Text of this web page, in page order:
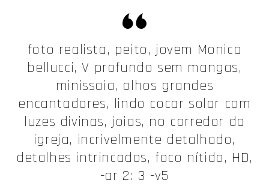
foto realista, peito, jovem Monica
bellucci, V profundo sem mangas,
minissaia, olhos grandes
encantadores, lindo cocar solar com
luzes divinas, joias, no corredor da
igreja, incrivelmente detalhado,
detalhes intrincados, foco nítido, HD,
-ar 2: 3 -v5